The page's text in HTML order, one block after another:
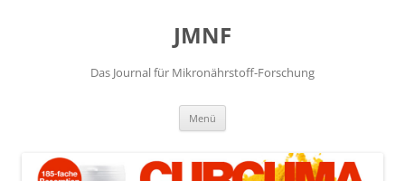
JMNF
Das Journal für Mikronährstoff-Forschung
Menü